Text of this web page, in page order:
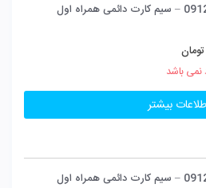
09120250905 – سیم کارت دائمی همراه اول
تومان
نمی باشد
بیشتر
همراه اول